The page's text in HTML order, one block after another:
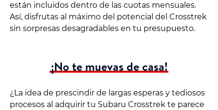
están incluidos dentro de las cuotas mensuales.
Así, disfrutas al máximo del potencial del Crosstrek
sin sorpresas desagradables en tu presupuesto.
¡No te muevas de casa!
¿La idea de prescindir de largas esperas y tediosos
procesos al adquirir tu Subaru Crosstrek te parece